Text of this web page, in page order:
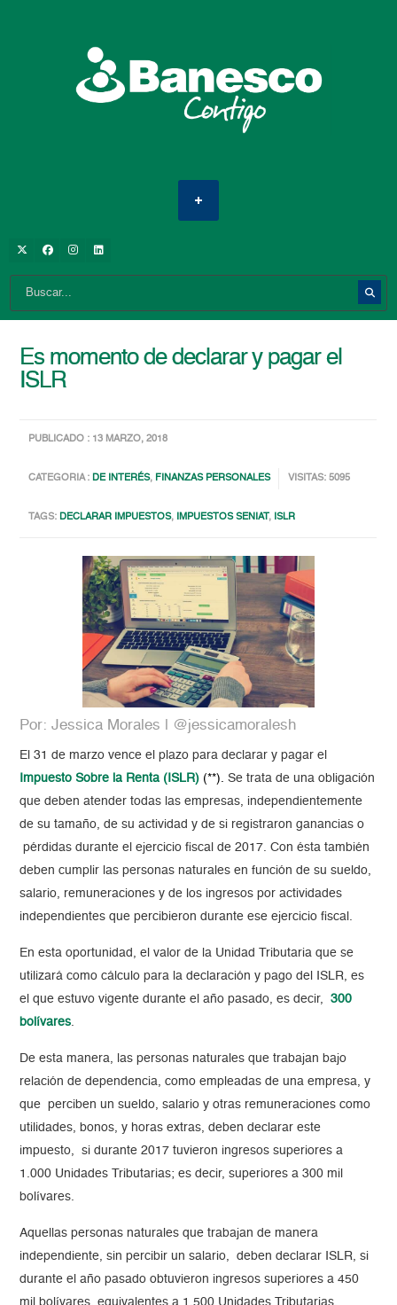
Es momento de declarar y pagar el
ISLR
PUBLICADO : 13 MARZO, 2018
CATEGORIA :DE INTERÉS, FINANZAS PERSONALES VISITAS: 5095
TAGS:DECLARAR IMPUESTOS, IMPUESTOS SENIAT, ISLR
Por: Jessica Morales | @jessicamoralesh
El 31 de marzo vence el plazo para declarar y pagar el
Impuesto Sobre la Renta (ISLR) (**). Se trata de una obligación
que deben atender todas las empresas, independientemente
de su tamaño, de su actividad y de si registraron ganancias o
pérdidas durante el ejercicio fiscal de 2017. Con ésta también
deben cumplir las personas naturales en función de su sueldo,
salario, remuneraciones y de los ingresos por actividades
independientes que percibieron durante ese ejercicio fiscal.
En esta oportunidad, el valor de la Unidad Tributaria que se
utilizará como cálculo para la declaración y pago del ISLR, es
el que estuvo vigente durante el año pasado, es decir,300
bolívares.
De esta manera, las personas naturales que trabajan bajo
relación de dependencia, como empleadas de una empresa, y
que perciben un sueldo, salario y otras remuneraciones como
utilidades, bonos, y horas extras, deben declarar este
impuesto, si durante 2017 tuvieron ingresos superiores a
1.000 Unidades Tributarias; es decir, superiores a 300 mil
bolívares.
Aquellas personas naturales que trabajan de manera
independiente, sin percibir un salario, deben declarar ISLR, si
durante el año pasado obtuvieron ingresos superiores a 450
mil bolívares, equivalentes a 1.500 Unidades Tributarias.